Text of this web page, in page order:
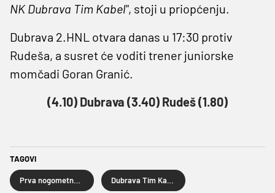
NK Dubrava Tim Kabel", stoji u priopćenju.
Dubrava 2.HNL otvara danas u 17:30 protiv
Rudeša, a susret će voditi trener juniorske
momčadi Goran Granić.
(4.10) Dubrava (3.40) Rudeš (1.80)
TAGOVI